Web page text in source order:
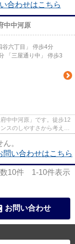
合わせはこちら
中中河原
谷六丁目」 停歩4分
「三屋通り中」 停歩3
中中河原」です。徒歩12
スのしやすさから考える
。
問い合わせはこちら
10件 1-10件表示
お問い合わせ